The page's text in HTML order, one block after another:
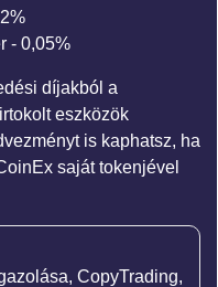
- 0,05%
díjakból a
eszközök
is kaphatsz, ha
saját tokenjével
, CopyTrading,